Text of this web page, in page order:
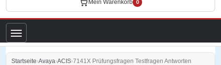
Mein Warenkorb 0
Startseite›Avaya›ACIS›7141X Prüfungsfragen Testfragen Antworten